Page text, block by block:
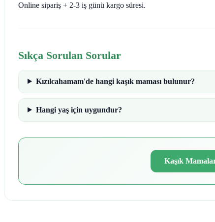
Online sipariş + 2-3 iş günü kargo süresi.
Sıkça Sorulan Sorular
Kızılcahamam'de hangi kaşık maması bulunur?
Hangi yaş için uygundur?
Kaşık